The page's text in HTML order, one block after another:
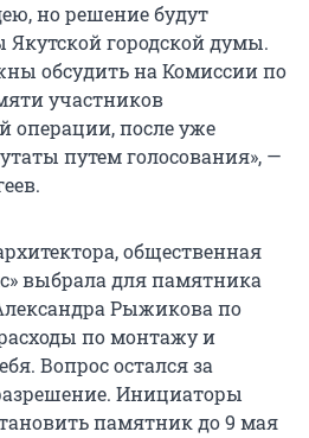
но решение будут
городской думы.
обсудить на Комиссии по
участников
операции, после уже
путем голосования», —
общественная
выбрала для памятника
Рыжикова по
расходы по монтажу и
Вопрос остался за
Инициаторы
памятник до 9 мая